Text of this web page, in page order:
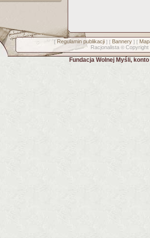
[ Regulamin publikacji] [ Bannery] [
Racjonalista © Copyright
Fundacja Wolnej Myśli,